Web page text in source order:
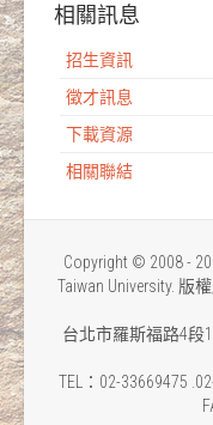
相關訊息
招生資訊
徵才訊息
下載資源
相關聯結
Copyright © 2008 -
Taiwan University.
台北市羅斯福路4段1
TEL：02-33669475